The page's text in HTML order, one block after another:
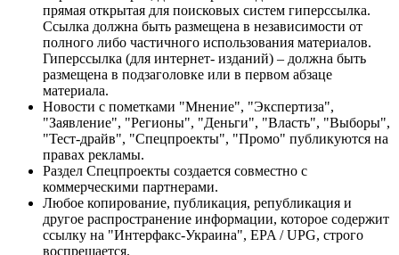
прямая открытая для поисковых систем гиперссылка.
Ссылка должна быть размещена в независимости от
полного либо частичного использования материалов.
Гиперссылка (для интернет- изданий) – должна быть
размещена в подзаголовке или в первом абзаце
материала.
Новости с пометками "Мнение", "Экспертиза",
"Заявление", "Регионы", "Деньги", "Власть", "Выборы",
"Тест-драйв", "Спецпроекты", "Промо" публикуются на
правах рекламы.
Раздел Спецпроекты создается совместно с
коммерческими партнерами.
Любое копирование, публикация, републикация и
другое распространение информации, которое содержит
ссылку на "Интерфакс-Украина", EPA / UPG, строго
воспрещается.